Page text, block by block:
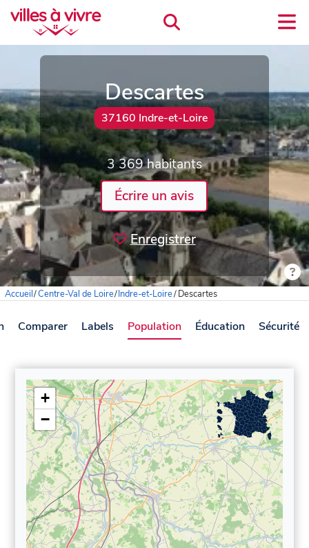
Descartes
37160 Indre-et-Loire
3 369 habitants
Écrire un avis
Enregistrer
Accueil/Centre-Val de Loire/Indre-et-Loire/Descartes
Comparer Labels Population Éducation Sécurité
+
−